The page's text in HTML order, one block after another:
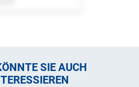
SIE AUCH